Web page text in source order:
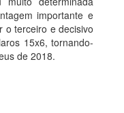
importante e
o terceiro e decisivo
15x6, tornando-
de 2018.